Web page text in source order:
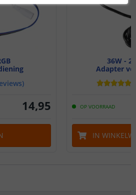
)
14,95
36W -
Adapter
OP VOORRAAD
IN